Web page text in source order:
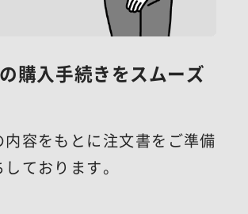
購入手続きをスムーズ
容をもとに 注文書をご準備
ております。